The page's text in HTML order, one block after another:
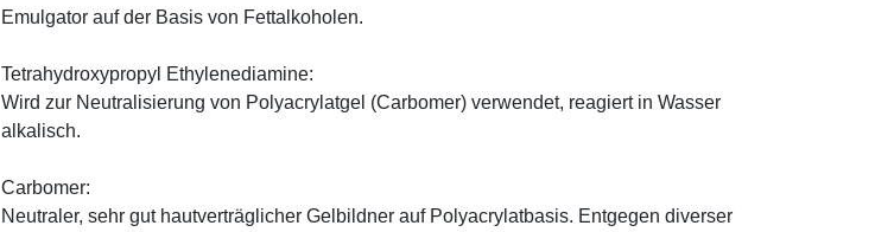
Emulgator auf der Basis von Fettalkoholen.
Tetrahydroxypropyl Ethylenediamine:
Wird zur Neutralisierung von Polyacrylatgel (Carbomer) verwendet, reagiert in Wasser
alkalisch.
Carbomer:
Neutraler, sehr gut hautverträglicher Gelbildner auf Polyacrylatbasis. Entgegen diverser